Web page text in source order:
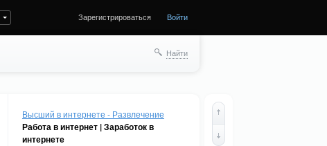
Зарегистрироваться Войти
Найти
Высший в интернете - Развлечение
Работа в интернет | Заработок в
интернете